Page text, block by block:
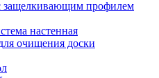
защелкивающим профилем
настенная
очищения доски